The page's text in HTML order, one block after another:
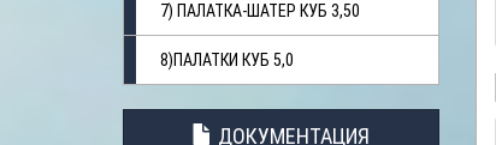
7) ПАЛАТКА-ШАТЕР КУБ 3,50
8)ПАЛАТКИ КУБ 5,0
ДОКУМЕНТАЦИЯ